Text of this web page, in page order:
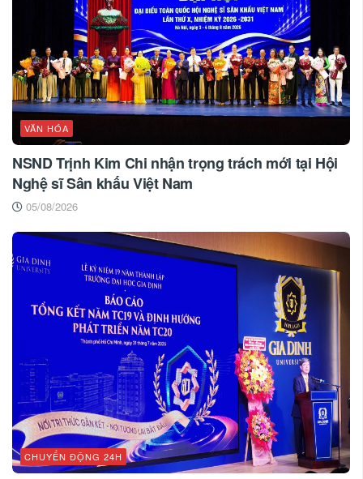
VĂN HÓA
NSND Trịnh Kim Chi nhận trọng trách mới tại Hội
Nghệ sĩ Sân khấu Việt Nam
05/08/2026
CHUYỂN ĐỘNG 24H